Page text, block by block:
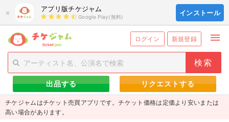
× アプリ版チケジャム
Google Play(無料) インストール
ログイン 新規登録 menu
person_add 新規会員登録 exit_to_app ログイン
チケットを探す
新着チケット
値下げしたチケット
出品する リクエストする
チケジャムはチケット売買アプリです。チケット価格は定価より安いまたは
高い場合があります。